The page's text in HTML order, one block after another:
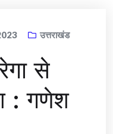
उत्तराखंड
से
: गणेश